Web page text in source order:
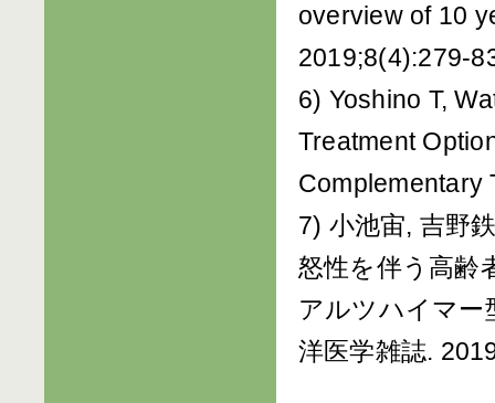
overview of 10
2019;8(4):279-
6) Yoshino T,
Treatment
Complementary
7) 小池宙, 吉野
怒性を伴う高齢
アルツハイマー
洋医学雑誌.